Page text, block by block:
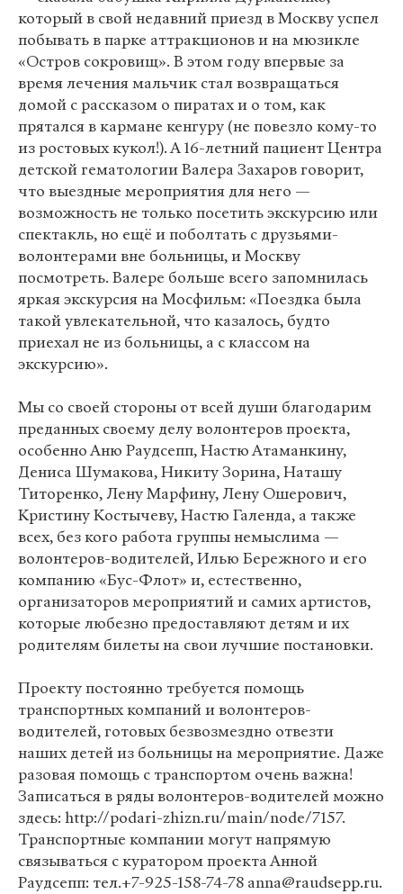
который в свой недавний приезд в Москву успел
побывать в парке аттракционов и на мюзикле
«Остров сокровищ». В этом году впервые за
время лечения мальчик стал возвращаться
домой с рассказом о пиратах и о том, как
прятался в кармане кенгуру (не повезло кому-то
из ростовых кукол!). А 16-летний пациент Центра
детской гематологии Валера Захаров говорит,
что выездные мероприятия для него —
возможность не только посетить экскурсию или
спектакль, но ещё и поболтать с друзьями-
волонтерами вне больницы, и Москву
посмотреть. Валере больше всего запомнилась
яркая экскурсия на Мосфильм: «Поездка была
такой увлекательной, что казалось, будто
приехал не из больницы, а с классом на
экскурсию».
Мы со своей стороны от всей души благодарим
преданных своему делу волонтеров проекта,
особенно Аню Раудсепп, Настю Атаманкину,
Дениса Шумакова, Никиту Зорина, Наташу
Титоренко, Лену Марфину, Лену Ошерович,
Кристину Костычеву, Настю Галенда, а также
всех, без кого работа группы немыслима —
волонтеров-водителей, Илью Бережного и его
компанию «Бус-Флот» и, естественно,
организаторов мероприятий и самих артистов,
которые любезно предоставляют детям и их
родителям билеты на свои лучшие постановки.
Проекту постоянно требуется помощь
транспортных компаний и волонтеров-
водителей, готовых безвозмездно отвезти
наших детей из больницы на мероприятие. Даже
разовая помощь с транспортом очень важна!
Записаться в ряды волонтеров-водителей можно
здесь: http://podari-zhizn.ru/main/node/7157.
Транспортные компании могут напрямую
связываться с куратором проекта Анной
Раудсепп: тел.+7-925-158-74-78 anna@raudsepp.ru.